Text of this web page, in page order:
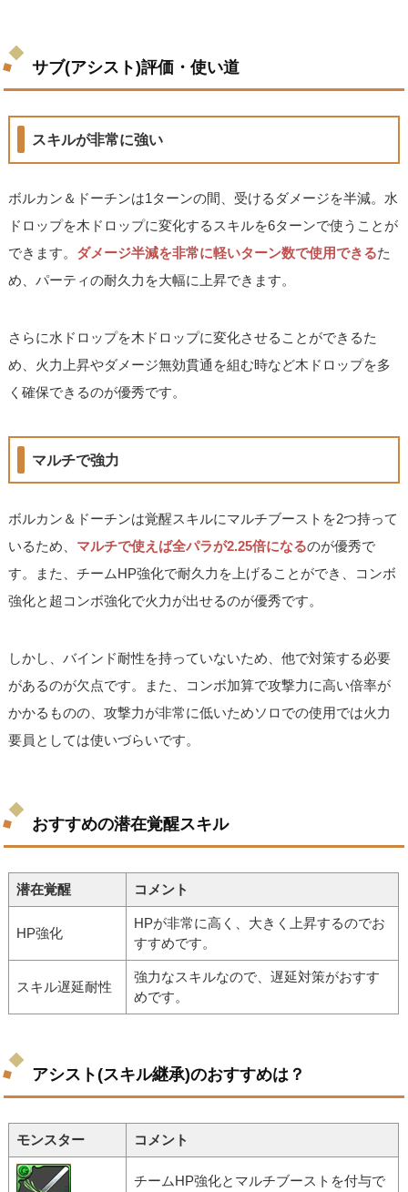
サブ(アシスト)評価・使い道
スキルが非常に強い
ボルカン＆ドーチンは1ターンの間、受けるダメージを半減。水
ドロップを木ドロップに変化するスキルを6ターンで使うことが
できます。 ダメージ半減を非常に軽いターン数で使用できるた
め、パーティの耐久力を大幅に上昇できます。
さらに水ドロップを木ドロップに変化させることができるた
め、火力上昇やダメージ無効貫通を組む時など木ドロップを多
く確保できるのが優秀です。
マルチで強力
ボルカン＆ドーチンは覚醒スキルにマルチブーストを2つ持って
いるため、 マルチで使えば全パラが2.25倍になるのが優秀で
す。また、チームHP強化で耐久力を上げることができ、コンボ
強化と超コンボ強化で火力が出せるのが優秀です。
しかし、バインド耐性を持っていないため、他で対策する必要
があるのが欠点です。また、コンボ加算で攻撃力に高い倍率が
かかるものの、攻撃力が非常に低いためソロでの使用では火力
要員としては使いづらいです。
おすすめの潜在覚醒スキル
潜在覚醒 コメント
HP強化
HPが非常に高く、大きく上昇するのでお
すすめです。
スキル遅延耐性
強力なスキルなので、遅延対策がおすす
めです。
アシスト(スキル継承)のおすすめは？
モンスター コメント
チームHP強化とマルチブーストを付与で